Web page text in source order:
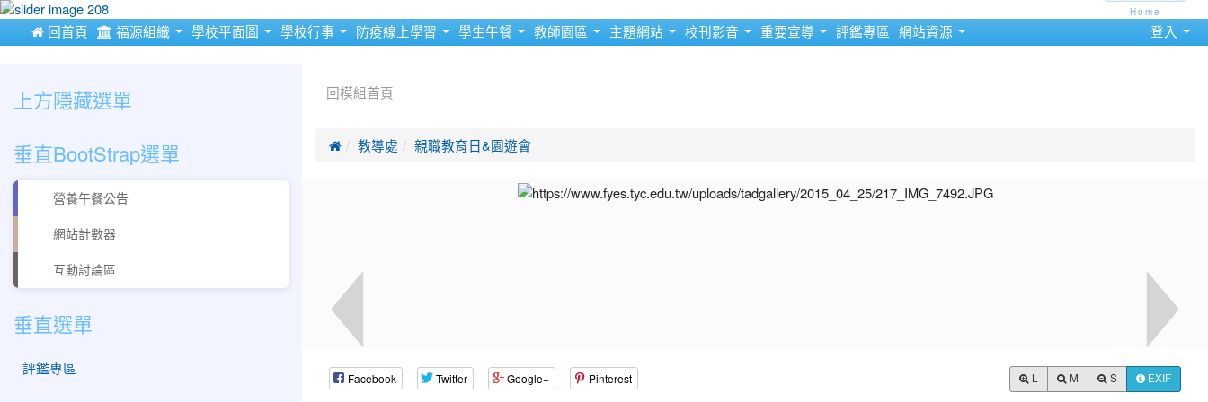
 回首頁 福源組織 學校平面圖 學校行事 防疫線上學習 學生午餐 教師園區 主題網站 校刊影音 重要宣導 評鑑專區 網站資源 登入
回模組首頁
 教導處 親職教育日&園遊會
Facebook Twitter Google+ Pinterest M S EXIF
上方隱藏選單
Home
垂直BootStrap選單
營養午餐公告
網站計數器
互動討論區
垂直選單
評鑑專區